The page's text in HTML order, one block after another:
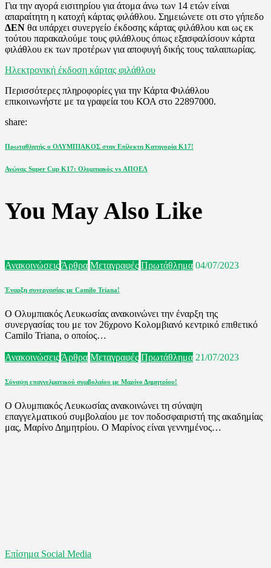
Για την αγορά εισιτηρίου για άτομα άνω των 14 ετών είναι
απαραίτητη η κατοχή κάρτας φιλάθλου. Σημειώνετε οτι στο γήπεδο
ΔΕΝ θα υπάρχει συνεργείο έκδοσης κάρτας φιλάθλου και ως εκ
τούτου παρακαλούμε τους φιλάθλους όπως εξασφαλίσουν κάρτα
φιλάθλου εκ των προτέρων για αποφυγή δικής τους ταλαιπωρίας.
Ηλεκτρονική έκδοση κάρτας φιλάθλου
Περισσότερες πληροφορίες για την Κάρτα Φιλάθλου
επικοινωνήστε με τα γραφεία του ΚΟΑ στο 22897000.
share:
Πλοήγηση
άρθρων
Previous
Πρωταθλητής ο ΟΛΥΜΠΙΑΚΟΣ στην Επίλεκτη Κατηγορία Κ17!
Next
Αγώνας Super Cup Κ17: Ολυμπιακός vs ΑΠΟΕΛ
You May Also Like
Ανακοινώσεις Άρθρα Μεταγραφές Πρωτάθλημα 04/07/2023
Έναρξη συνεργασίας με Camilo Triana!
Ο Ολυμπιακός Λευκωσίας ανακοινώνει την έναρξη της
συνεργασίας του με τον 26χρονο Κολομβιανό κεντρικό επιθετικό
Camilo Triana, ο οποίος…
Ανακοινώσεις Άρθρα Μεταγραφές Πρωτάθλημα 21/07/2023
Σύναψη επαγγελματικού συμβολαίου με Μαρίνο Δημητρίου!
Ο Ολυμπιακός Λευκωσίας ανακοινώνει τη σύναψη
επαγγελματικού συμβολαίου με τον ποδοσφαιριστή της ακαδημίας
μας, Μαρίνο Δημητρίου. Ο Μαρίνος είναι γεννημένος…
Επίσημα Social Media